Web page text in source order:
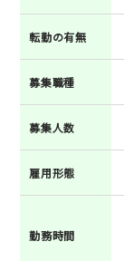
転勤の有無
募集職種
募集人数
雇用形態
勤務時間